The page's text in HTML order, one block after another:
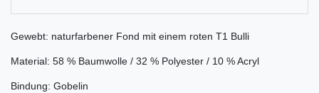
Gewebt: naturfarbener Fond mit einem roten T1 Bulli
Material: 58 % Baumwolle / 32 % Polyester / 10 % Acryl
Bindung: Gobelin